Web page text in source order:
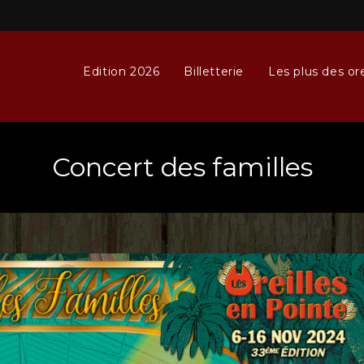
Edition 2026 Billetterie Les plus des
Concert des familles